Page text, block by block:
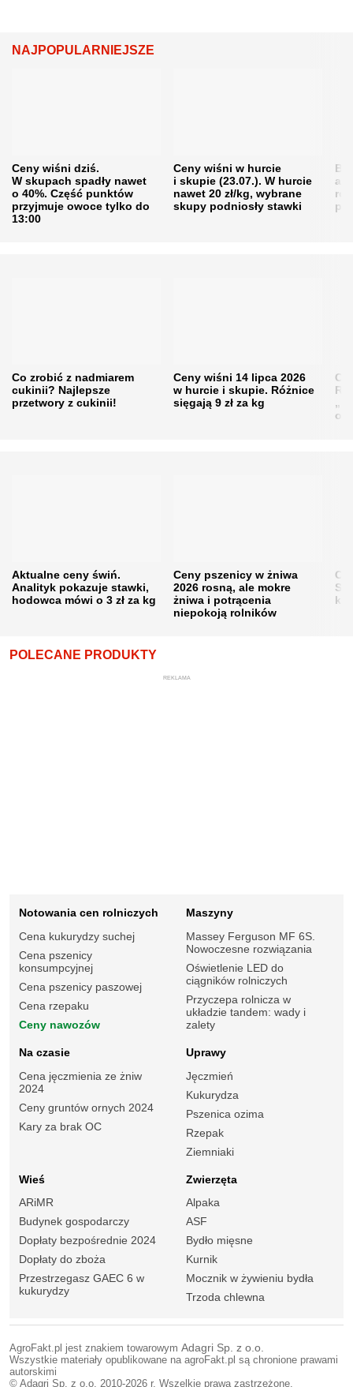
NAJPOPULARNIEJSZE
Ceny wiśni dziś.
W skupach spadły nawet
o 40%. Część punktów
przyjmuje owoce tylko do
13:00
Ceny wiśni w hurcie
i skupie (23.07.). W hurcie
nawet 20 zł/kg, wybrane
skupy podniosły stawki
Co zrobić z nadmiarem
cukinii? Najlepsze
przetwory z cukinii!
Ceny wiśni 14 lipca 2026
w hurcie i skupie. Różnice
sięgają 9 zł za kg
Aktualne ceny świń.
Analityk pokazuje stawki,
hodowca mówi o 3 zł za kg
Ceny pszenicy w żniwa
2026 rosną, ale mokre
żniwa i potrącenia
niepokoją rolników
POLECANE PRODUKTY
REKLAMA
Notowania cen rolniczych
Cena kukurydzy suchej
Cena pszenicy
konsumpcyjnej
Cena pszenicy paszowej
Cena rzepaku
Ceny nawozów
Maszyny
Massey Ferguson MF 6S.
Nowoczesne rozwiązania
Oświetlenie LED do
ciągników rolniczych
Przyczepa rolnicza w
układzie tandem: wady i
zalety
Na czasie
Cena jęczmienia ze żniw
2024
Ceny gruntów ornych 2024
Kary za brak OC
Uprawy
Jęczmień
Kukurydza
Pszenica ozima
Rzepak
Ziemniaki
Wieś
ARiMR
Budynek gospodarczy
Dopłaty bezpośrednie 2024
Dopłaty do zboża
Przestrzegasz GAEC 6 w
kukurydzy
Zwierzęta
Alpaka
ASF
Bydło mięsne
Kurnik
Mocznik w żywieniu bydła
Trzoda chlewna
AgroFakt.pl jest znakiem towarowym Adagri Sp. z o.o.
Wszystkie materiały opublikowane na agroFakt.pl są chronione prawami
autorskimi
© Adagri Sp. z o.o. 2010-2026 r. Wszelkie prawa zastrzeżone.